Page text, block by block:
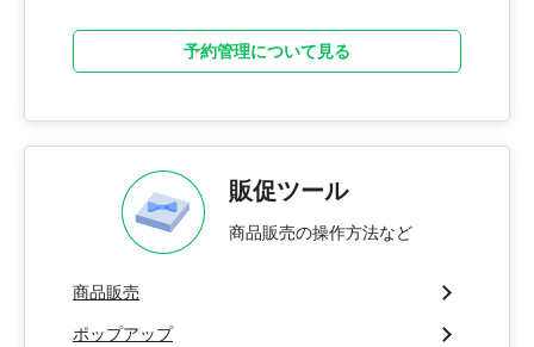
予約管理について見る
販促ツール
商品販売の操作方法など
商品販売
ポップアップ